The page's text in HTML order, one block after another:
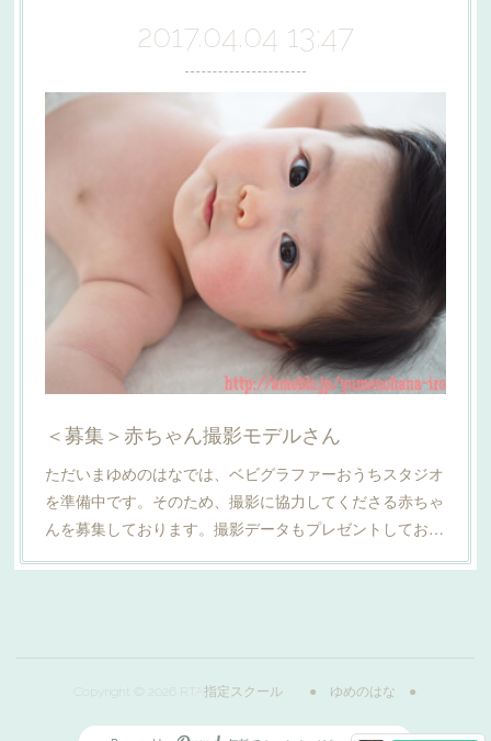
2017.04.04 13:47
＜募集＞赤ちゃん撮影モデルさん
ただいまゆめのはなでは、ベビグラファーおうちスタジオ
を準備中です。そのため、撮影に協力してくださる赤ちゃ
んを募集しております。撮影データもプレゼントしてお…
Copyright © RTA指定スクール ● ゆめのはな ●